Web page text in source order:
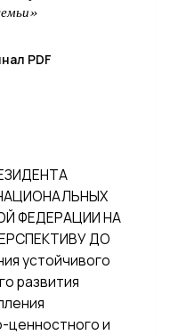
PDF
ФЕДЕРАЦИИ НА
ДО
устойчивого
развития
ценностного и